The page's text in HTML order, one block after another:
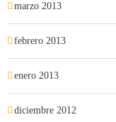
marzo 2013
febrero 2013
enero 2013
diciembre 2012